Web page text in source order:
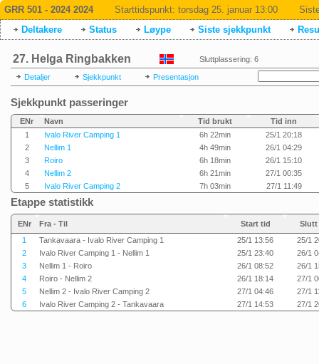
GRR 501 - 2024 2024 Starttidspunkt: torsdag 25. januar 13:00
Deltakere
Status Løype Siste sjekkpunkt
27. Helga Ringbakken Sluttplassering: 6
Detaljer Sjekkpunkt Presentasjon
Sjekkpunkt passeringer
ENr Navn Tid brukt
Tid inn
1
Ivalo River Camping 1 6h 22min
25/1 20:18
2
Nellim 1 4h 49min
26/1 04:29
3
Roiro 6h 18min
26/1 15:10
4
Nellim 2 6h 21min
27/1 00:35
5
Ivalo River Camping 2 7h 03min 27/1 11:49
Etappe statistikk
ENr Fra - Til Start tid
1
Tankavaara - Ivalo River Camping 1 25/1 13:56
25/1
2
Ivalo River Camping 1 - Nellim 1 25/1 23:40
26/1
3
Nellim 1 - Roiro 26/1 08:52
26/1
4
Roiro - Nellim 2 26/1 18:14
27/1
5
Nellim 2 - Ivalo River Camping 2 27/1 04:46
27/1
6
Ivalo River Camping 2 - Tankavaara 27/1 14:53 27/1